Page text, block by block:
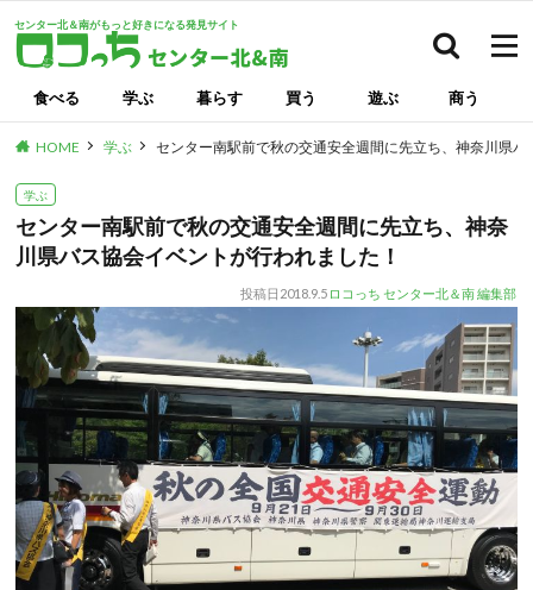
センター北＆南がもっと好きになる発見サイト
食べる 学ぶ 暮らす 買う 遊ぶ 商う
HOME 学ぶ センター南駅前で秋の交通安全週間に先立ち、神奈川県
学ぶ
センター南駅前で秋の交通安全週間に先立ち、神奈
川県バス協会イベントが行われました！
投稿日 2018.9.5 ロコっち センター北＆南 編集部